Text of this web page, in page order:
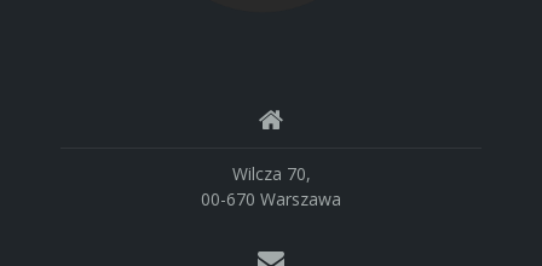
Wilcza 70,
00-670 Warszawa